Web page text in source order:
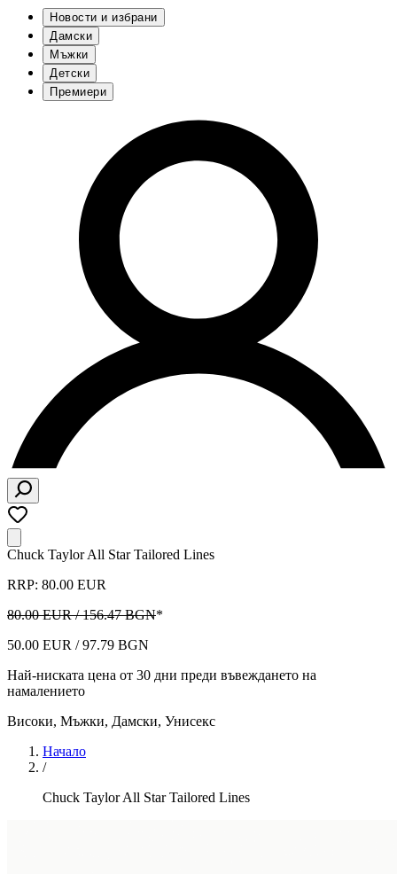
Новости и избрани
Дамски
Мъжки
Детски
Премиери
Chuck Taylor All Star Tailored Lines
RRP: 80.00 EUR
80.00 EUR / 156.47 BGN*
50.00 EUR / 97.79 BGN
Най-ниската цена от 30 дни преди въвеждането на
намалението
Високи, Мъжки, Дамски, Унисекс
Начало
/
Chuck Taylor All Star Tailored Lines